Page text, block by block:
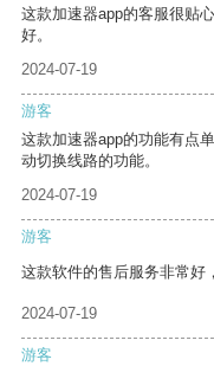
这款加速器app的客服很贴
好。
2024-07-19
游客
这款加速器app的功能有点
动切换线路的功能。
2024-07-19
游客
这款软件的售后服务非常好
2024-07-19
游客